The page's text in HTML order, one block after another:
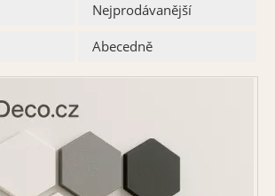
Nejprodávanější
Abecedně